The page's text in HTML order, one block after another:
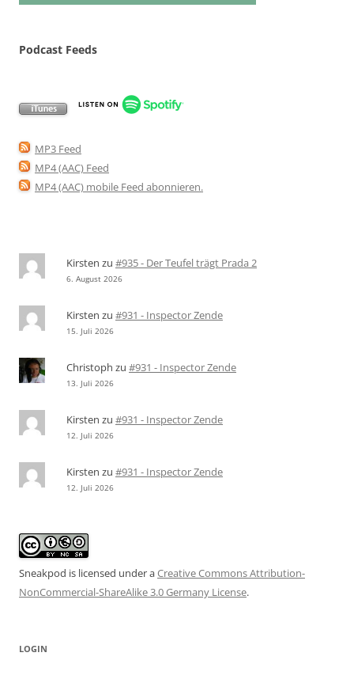
Podcast Feeds
MP3 Feed
MP4 (AAC) Feed
MP4 (AAC) mobile Feed abonnieren.
Kirsten zu #935 - Der Teufel trägt Prada 2
6. August 2026
Kirsten zu #931 - Inspector Zende
15. Juli 2026
Christoph zu #931 - Inspector Zende
13. Juli 2026
Kirsten zu #931 - Inspector Zende
12. Juli 2026
Kirsten zu #931 - Inspector Zende
12. Juli 2026
Sneakpod is licensed under aCreative Commons Attribution-
NonCommercial-ShareAlike 3.0 Germany License.
LOGIN